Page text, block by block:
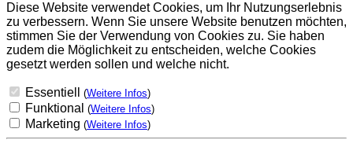
Diese Website verwendet Cookies, um Ihr Nutzungserlebnis
zu verbessern. Wenn Sie unsere Website benutzen möchten,
stimmen Sie der Verwendung von Cookies zu. Sie haben
zudem die Möglichkeit zu entscheiden, welche Cookies
gesetzt werden sollen und welche nicht.
Essentiell (Weitere Infos)
Funktional (Weitere Infos)
Marketing (Weitere Infos)